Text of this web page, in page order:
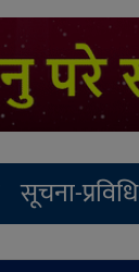
सूचना-प्रविधि